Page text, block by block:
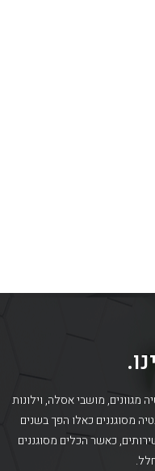
מגוונים, מושבי אסלה, וילונות
מסוגננים כאלו הפך בשנים
כאשר הכלים מסוגננים